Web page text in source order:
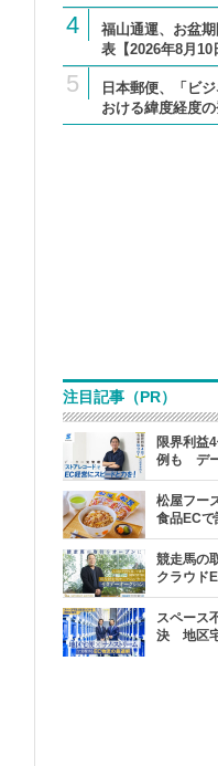
4
福山通運、お盆
表【2026年8月10
5
日本郵便、「ビ
おける緯度経度
注目記事（PR）
限界利益
例も デ
松屋フー
食品ECで
競走馬の
クラウド
スペース
決 地区